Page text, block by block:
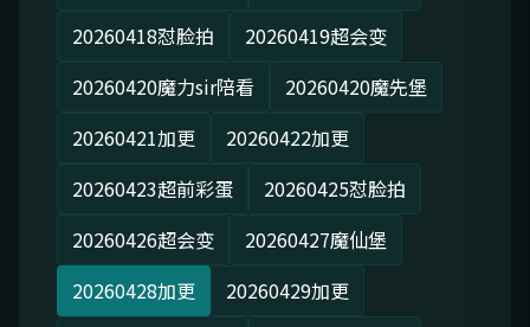
20260418怼脸拍
20260419超会变
20260420魔力sir陪看
20260420魔先堡
20260421加更
20260422加更
20260423超前彩蛋
20260425怼脸拍
20260426超会变
20260427魔仙堡
20260428加更
20260429加更